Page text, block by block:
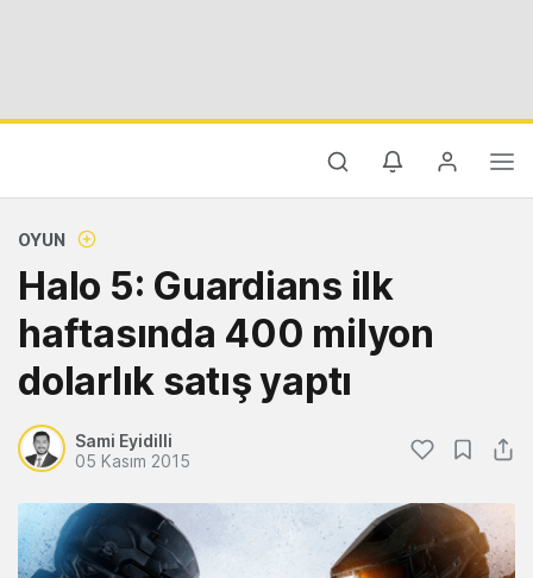
OYUN
Halo 5: Guardians ilk
haftasında 400 milyon
dolarlık satış yaptı
Sami Eyidilli
05 Kasım 2015